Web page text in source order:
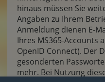
hinaus müssen Sie
Angaben zu Ihrem
Anmeldung dienen E-
Ihres MS365-Accounts
OpenID Connect). Der
gesonderten
mehr. Bei Nutzung